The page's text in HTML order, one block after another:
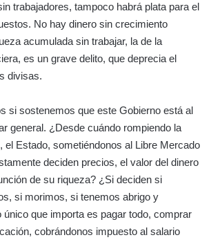
trabajadores, tampoco habrá plata para el
No hay dinero sin crecimiento
acumulada sin trabajar, la de la
es un grave delito, que deprecia el
divisas.
si sostenemos que este Gobierno está al
general. ¿Desde cuándo rompiendo la
el Estado, sometiéndonos al Libre Mercado
deciden precios, el valor del dinero
de su riqueza? ¿Si deciden si
si morimos, si tenemos abrigo y
único que importa es pagar todo, comprar
cobrándonos impuesto al salario